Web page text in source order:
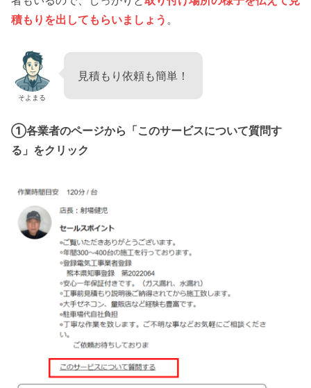
積もりを出してもらいましょう 。
そよまる
見積もり依頼も簡単！
①各業者のページから「このサービスについて質問す
る」をクリック